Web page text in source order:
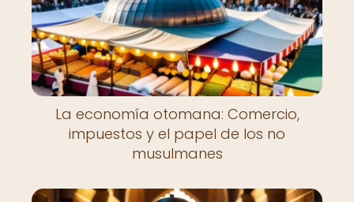
La economía otomana: Comercio,
impuestos y el papel de los no
musulmanes